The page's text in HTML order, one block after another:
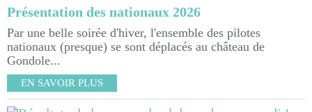
Présentation des nationaux 2026
Par une belle soirée d'hiver, l'ensemble des pilotes
nationaux (presque) se sont déplacés au château de
Gondole...
EN SAVOIR PLUS